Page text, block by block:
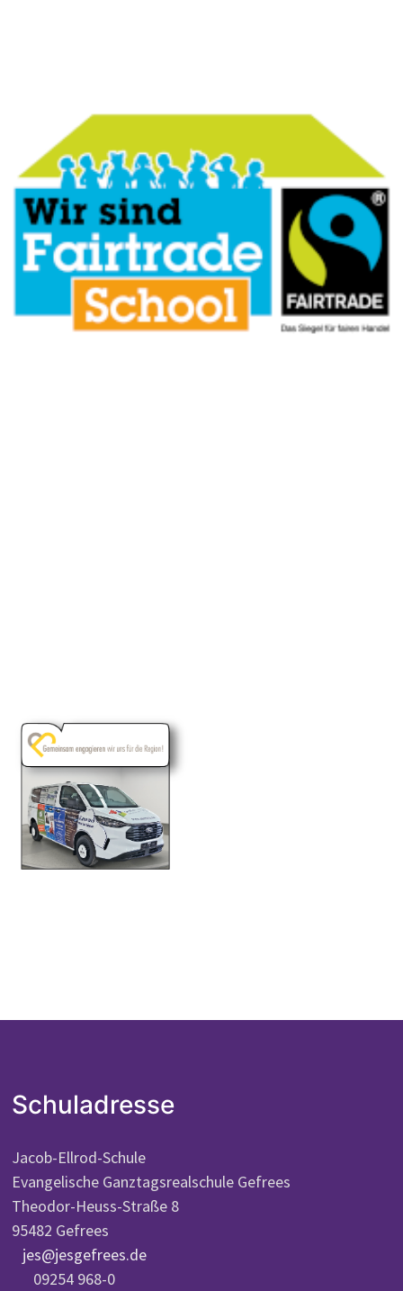
Schuladresse
Jacob-Ellrod-Schule
Evangelische Ganztagsrealschule Gefrees
Theodor-Heuss-Straße 8
95482 Gefrees
jes@jesgefrees.de
09254 968-0